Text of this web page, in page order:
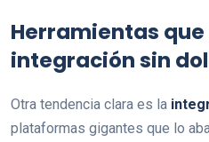
Herramientas
integración sin
Otra tendencia clara es la
plataformas gigantes que lo